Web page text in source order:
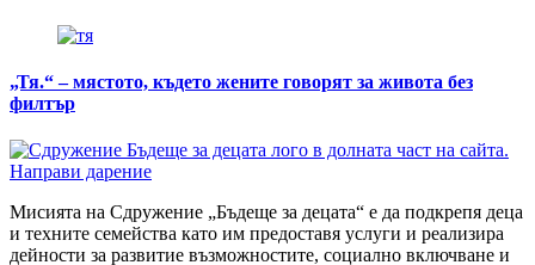
„Тя.“ – мястото, където жените говорят за живота без
филтър
Направи дарение
Мисията на Сдружение „Бъдеще за децата“ е да подкрепя деца
и техните семейства като им предоставя услуги и реализира
дейности за развитие възможностите, социално включване и